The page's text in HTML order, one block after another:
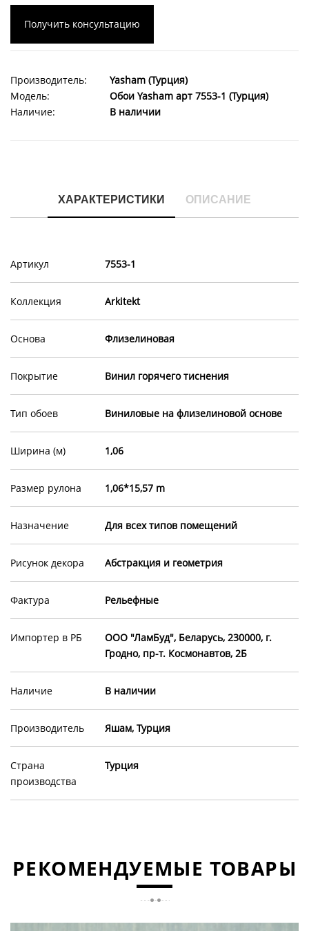
Получить консультацию
Производитель:
Yasham (Турция)
Модель:
Обои Yasham арт 7553-1 (Турция)
Наличие:
В наличии
ХАРАКТЕРИСТИКИ ОПИСАНИЕ
Артикул 7553-1
Коллекция Arkitekt
Основа Флизелиновая
Покрытие Винил горячего тиснения
Тип обоев Виниловые на флизелиновой основе
Ширина (м) 1,06
Размер рулона 1,06*15,57 m
Назначение Для всех типов помещений
Рисунок декора Абстракция и геометрия
Фактура Рельефные
Импортер в РБ
ООО "ЛамБуд", Беларусь, 230000, г.
Гродно, пр-т. Космонавтов, 2Б
Наличие В наличии
Производитель Яшам, Турция
Страна
производства
Турция
РЕКОМЕНДУЕМЫЕ ТОВАРЫ